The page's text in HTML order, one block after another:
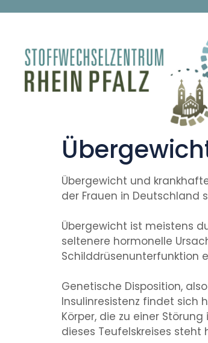
Übergewicht und
der Frauen in Deutschland
Übergewicht ist meistens
seltenere hormonelle
Schilddrüsenunterfunktion
Genetische Disposition,
Insulinresistenz findet sich
Körper, die zu einer
dieses Teufelskreises